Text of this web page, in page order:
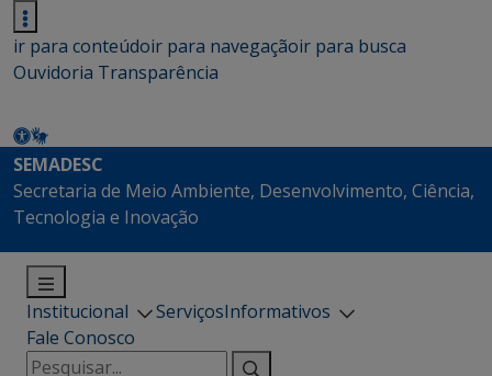
ir para conteúdoir para navegaçãoir para busca
Ouvidoria Transparência
SEMADESC
Secretaria de Meio Ambiente, Desenvolvimento, Ciência,
Tecnologia e Inovação
Institucional ServiçosInformativos
Fale Conosco
Pesquisar